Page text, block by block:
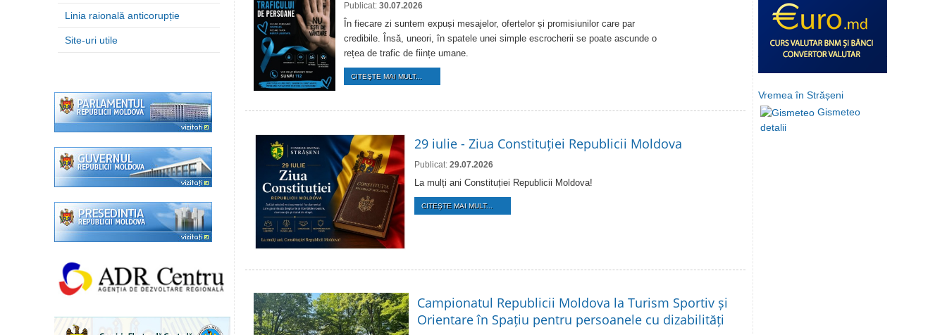
Linia raională anticorupție
Site-uri utile
Publicat:30.07.2026
În fiecare zi suntem expuși mesajelor, ofertelor și promisiunilor care par
credibile. Însă, uneori, în spatele unei simple escrocherii se poate ascunde o
rețea de trafic de ființe umane.
CITEŞTE MAI MULT...
29 iulie - Ziua Constituției Republicii Moldova
Publicat: 29.07.2026
La mulți ani Constituției Republicii Moldova!
CITEŞTE MAI MULT...
Campionatul Republicii Moldova la Turism Sportiv și
Orientare în Spațiu pentru persoanele cu dizabilități
Vremea în Strășeni
Gismeteo
detalii